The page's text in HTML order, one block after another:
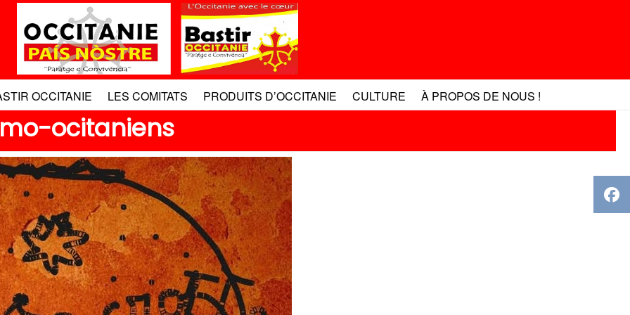
OCCITANIE LES COMITATS PRODUITS D’OCCITANIE CULTURE À PROPOS DE NOUS !
ocitaniens